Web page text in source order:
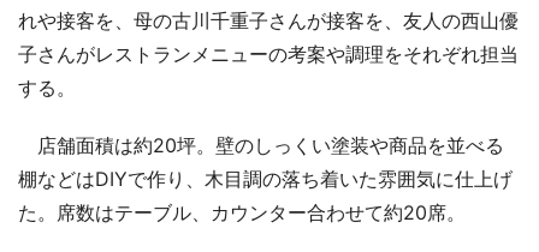
れや接客を、母の古川千重子さんが接客を、友人の西山優
子さんがレストランメニューの考案や調理をそれぞれ担当
する。
店舗面積は約20坪。壁のしっくい塗装や商品を並べる
棚などはDIYで作り、木目調の落ち着いた雰囲気に仕上げ
た。席数はテーブル、カウンター合わせて約20席。